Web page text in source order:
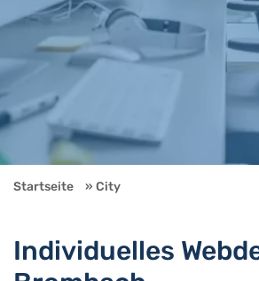
Startseite City
Individuelles